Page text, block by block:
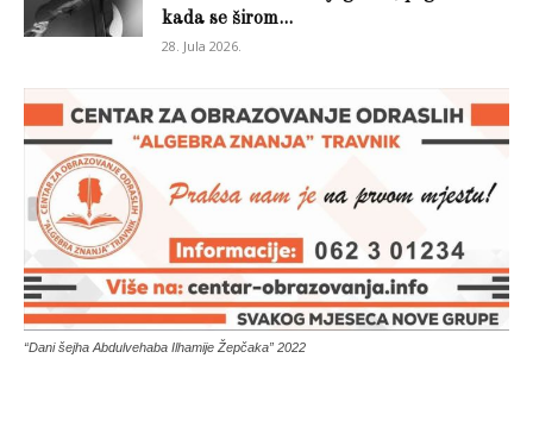
kada se širom...
28. Jula 2026.
“Dani šejha Abdulvehaba Ilhamije Žepčaka” 2022